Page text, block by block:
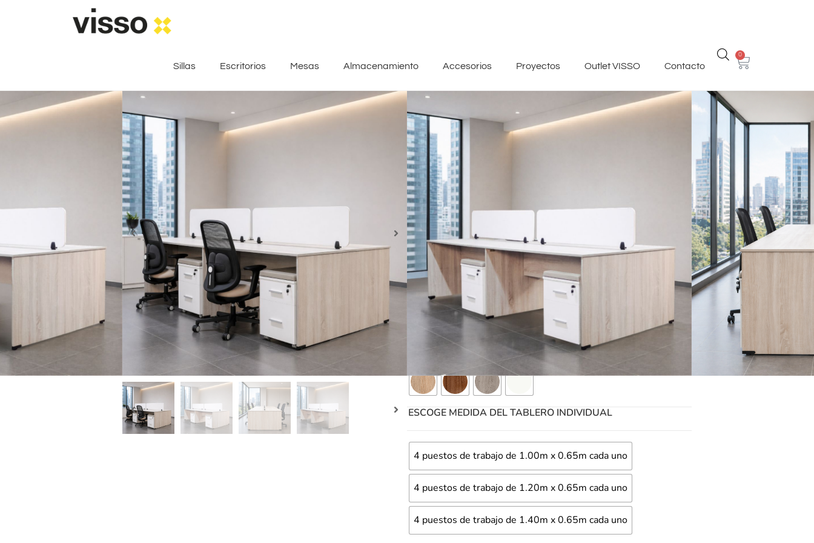
Sillas Escritorios Mesas Almacenamiento Accesorios Proyectos Outlet VISSO Contacto
0
Bench Adapta de 4 puestos – Un
equipo, un mismo sistema.
Cuatro personas no hacen un equipo.
La forma en que trabajan, SI.
Bench Adapta junta todo.
Espacio compartido.
Comunicación directa.
Orden.
Nada se cruza.
Nada estorba.
Nota: Las cajoneras, vallas separadoras y sillas se venden por
separado
S/2,000.00 S/2,400.00
Ficha Técnica Garantía
ESCOGE UN COLOR DE TABLERO
ESCOGE MEDIDA DEL TABLERO INDIVIDUAL
4 puestos de trabajo de 1.00m x 0.65m cada uno
4 puestos de trabajo de 1.20m x 0.65m cada uno
4 puestos de trabajo de 1.40m x 0.65m cada uno